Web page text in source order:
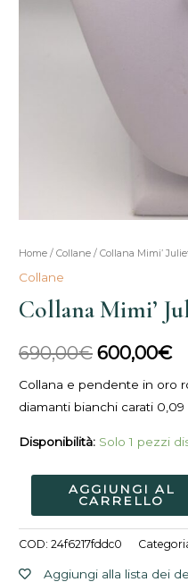
Home /Collane / Collana Mimi’
Collane
Collana Mimi’
690,00€
Il
originale
era:
690,00€.
600,00€
Il
è:
Collana e pendente in oro
diamanti bianchi carati 0,09
Disponibilità: Solo 1 pezzi
Collana
Mimi'
Juliet
P307C8QLB
quantità
AGGIUNGI AL
CARRELLO
COD:24f6217fddc0
Aggiungi alla lista dei